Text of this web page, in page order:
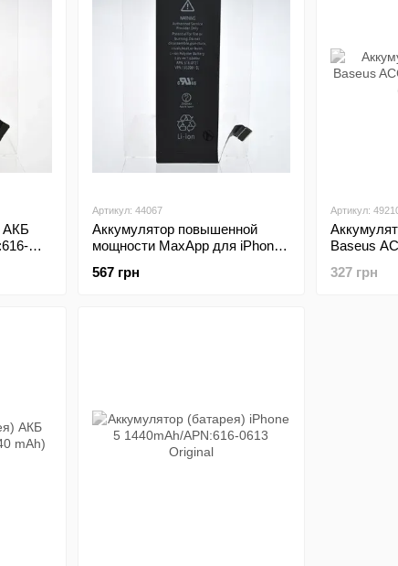
АКБ
Артикул: 44067
Аккумулятор повышенной
мощности MaxApp для iPhone
567 грн
Артикул:
Baseus
327 грн